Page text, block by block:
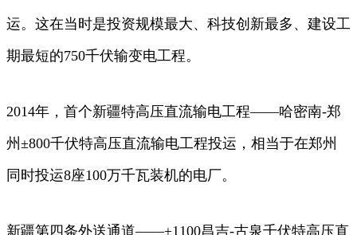
运。这在当时是投资规模最大、科技创新最多、建设工
期最短的750千伏输变电工程。
2014年，首个新疆特高压直流输电工程——哈密南-郑
州±800千伏特高压直流输电工程投运，相当于在郑州
同时投运8座100万千瓦装机的电厂。
新疆第四条外送通道——±1100昌吉-古泉千伏特高压直